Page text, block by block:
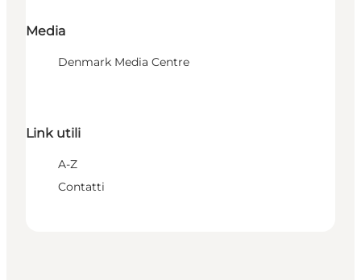
Media
Denmark Media Centre
Link utili
A-Z
Contatti